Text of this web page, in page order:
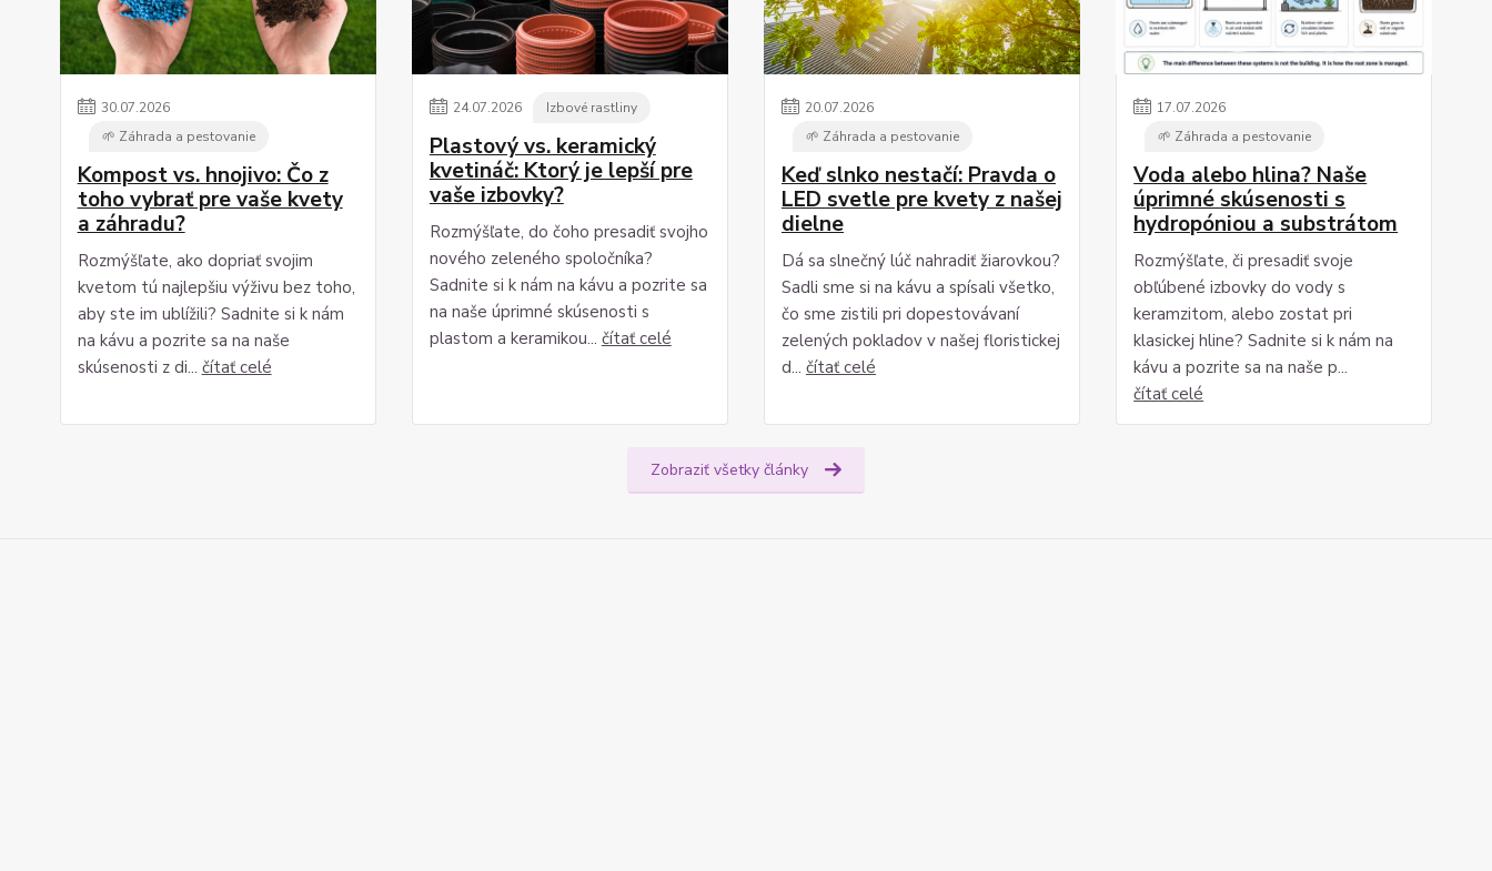
30.07.2026
🌱 Záhrada a pestovanie
Kompost vs. hnojivo: Čo z
toho vybrať pre vaše kvety
a záhradu?
Rozmýšľate, ako dopriať svojim
kvetom tú najlepšiu výživu bez toho,
aby ste im ublížili? Sadnite si k nám
na kávu a pozrite sa na naše
skúsenosti z di... čítať celé
24.07.2026 Izbové rastliny
Plastový vs. keramický
kvetináč: Ktorý je lepší pre
vaše izbovky?
Rozmýšľate, do čoho presadiť svojho
nového zeleného spoločníka?
Sadnite si k nám na kávu a pozrite sa
na naše úprimné skúsenosti s
plastom a keramikou... čítať celé
20.07.2026
🌱 Záhrada a pestovanie
Keď slnko nestačí: Pravda o
LED svetle pre kvety z našej
dielne
Dá sa slnečný lúč nahradiť žiarovkou?
Sadli sme si na kávu a spísali všetko,
čo sme zistili pri dopestovávaní
zelených pokladov v našej floristickej
d... čítať celé
17.07.2026
🌱 Záhrada a pestovanie
Voda alebo hlina? Naše
úprimné skúsenosti s
hydropóniou a substrátom
Rozmýšľate, či presadiť svoje
obľúbené izbovky do vody s
keramzitom, alebo zostat pri
klasickej hline? Sadnite si k nám na
kávu a pozrite sa na naše p...
čítať celé
Zobraziť všetky články